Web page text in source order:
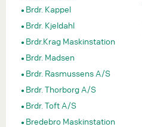
Brdr. Kappel
Brdr. Kjeldahl
Brdr.Krag Maskinstation
Brdr. Madsen
Brdr. Rasmussens A/S
Brdr. Thorborg A/S
Brdr. Toft A/S
Bredebro Maskinstation